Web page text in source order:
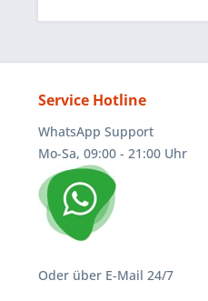
Service Hotline
WhatsApp Support
Mo-Sa, 09:00 - 21:00 Uhr
Oder über E-Mail 24/7